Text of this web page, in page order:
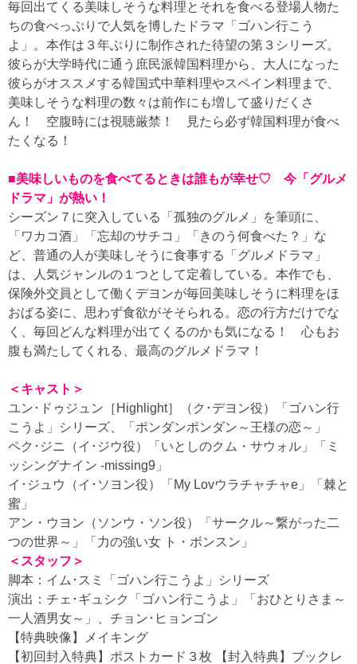
毎回出てくる美味しそうな料理とそれを食べる登場人物た
ちの食べっぷりで人気を博したドラマ「ゴハン行こう
よ」。本作は３年ぶりに制作された待望の第３シリーズ。
彼らが大学時代に通う庶民派韓国料理から、大人になった
彼らがオススメする韓国式中華料理やスペイン料理まで、
美味しそうな料理の数々は前作にも増して盛りだくさ
ん！ 空腹時には視聴厳禁！ 見たら必ず韓国料理が食べ
たくなる！
■美味しいものを食べてるときは誰もが幸せ♡ 今「グルメ
ドラマ」が熱い！
シーズン７に突入している「孤独のグルメ」を筆頭に、
「ワカコ酒」「忘却のサチコ」「きのう何食べた？」な
ど、普通の人が美味しそうに食事する「グルメドラマ」
は、人気ジャンルの１つとして定着している。本作でも、
保険外交員として働くデヨンが毎回美味しそうに料理をほ
おばる姿に、思わず食欲がそそられる。恋の行方だけでな
く、毎回どんな料理が出てくるのかも気になる！ 心もお
腹も満たしてくれる、最高のグルメドラマ！
＜キャスト＞
ユン･ドゥジュン［Highlight］（ク･デヨン役）「ゴハン行
こうよ」シリーズ、「ポンダンポンダン～王様の恋～」
ペク･ジニ（イ･ジウ役）「いとしのクム・サウォル」「ミ
ッシングナイン -missing9」
イ･ジュウ（イ･ソヨン役）「My Lovウラチャチャe」「棘と
蜜」
アン・ウヨン（ソンウ・ソン役）「サークル～繋がった二
つの世界～」「力の強い女 ト・ボンスン」
＜スタッフ＞
脚本：イム･スミ「ゴハン行こうよ」シリーズ
演出：チェ･ギュシク「ゴハン行こうよ」「おひとりさま～
一人酒男女～」、チョン･ヒョンゴン
【特典映像】メイキング
【初回封入特典】ポストカード３枚 【封入特典】ブックレ